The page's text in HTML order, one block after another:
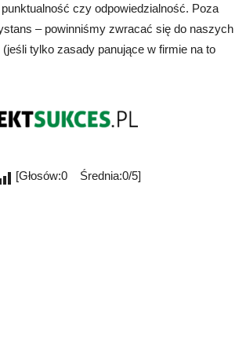
czy odpowiedzialność. Poza
– powinniśmy zwracać się do naszych
tylko zasady panujące w firmie na to
[Głosów:0 Średnia:0/5]